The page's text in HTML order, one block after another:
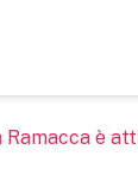
Ramacca è